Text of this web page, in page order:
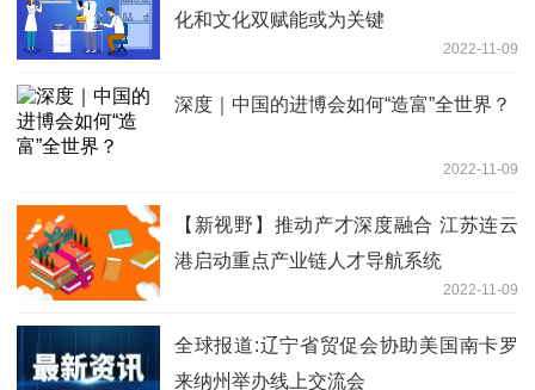
化和文化双赋能或为关键
2022-11-09
深度｜中国的进博会如何“造富”全世界？
2022-11-09
【新视野】推动产才深度融合 江苏连云
港启动重点产业链人才导航系统
2022-11-09
全球报道:辽宁省贸促会协助美国南卡罗
来纳州举办线上交流会